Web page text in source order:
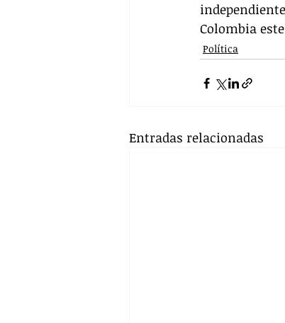
Colombia
Política
Entradas relacionadas